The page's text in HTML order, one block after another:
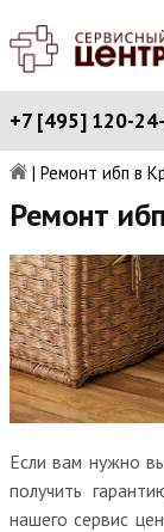
+7 [495] 120-
| Ремонт ибп в
Ремонт
Если вам нужно
получить
нашего сервис